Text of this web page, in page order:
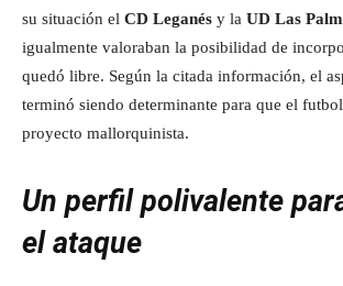
su situación el CD Leganés y la UD Las
igualmente valoraban la posibilidad de
quedó libre. Según la citada información, el
terminó siendo determinante para que el
proyecto mallorquinista.
Un perfil polivalente
el ataque